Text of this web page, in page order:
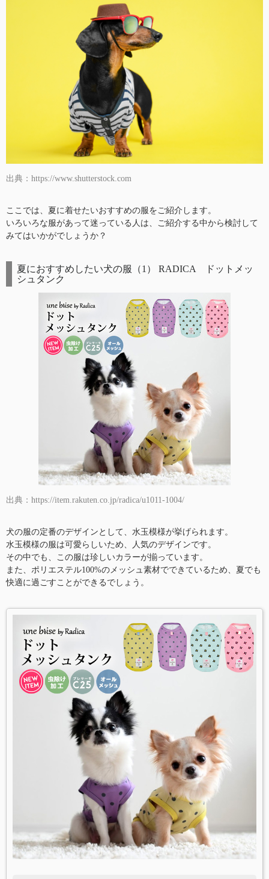
出典：https://www.shutterstock.com
ここでは、夏に着せたいおすすめの服をご紹介します。
いろいろな服があって迷っている人は、ご紹介する中から検討して
みてはいかがでしょうか？
夏におすすめしたい犬の服（1） RADICA ドットメッ
シュタンク
出典：https://item.rakuten.co.jp/radica/u1011-1004/
犬の服の定番のデザインとして、水玉模様が挙げられます。
水玉模様の服は可愛らしいため、人気のデザインです。
その中でも、この服は珍しいカラーが揃っています。
また、ポリエステル100%のメッシュ素材でできているため、夏でも
快適に過ごすことができるでしょう。